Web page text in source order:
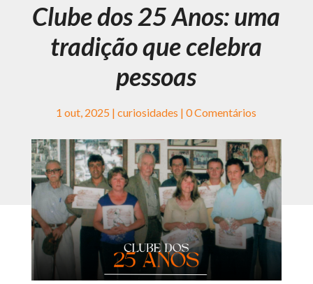
Clube dos 25 Anos: uma
tradição que celebra
pessoas
1 out, 2025 |curiosidades |0 Comentários